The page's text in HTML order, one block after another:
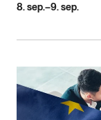
8. sep.–9. sep.